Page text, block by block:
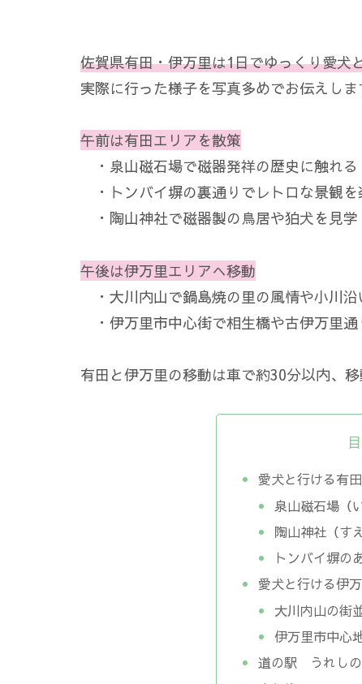
佐賀県有田・伊万里は1日でゆっくり愛犬
実際に行った様子を写真多めでお伝えしま
午前は有田エリアを散策
・泉山磁石場で磁器発祥の歴史に触れる
・トンバイ塀の裏通りでレトロな景観を
・陶山神社で磁器製の鳥居や狛犬を見学
午後は伊万里エリアへ移動
・大川内山で鍋島焼の里の風情や小川沿
・伊万里市中心街で相生橋や古伊万里
有田と伊万里の移動は車で約30分以内、
愛犬と行ける有
泉山磁石場（
陶山神社（す
トンバイ塀の
愛犬と行ける伊
大川内山の街
伊万里市中心
道の駅 うれしの